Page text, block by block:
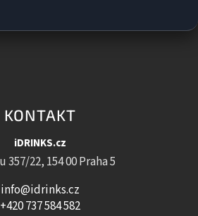
KONTAKT
iDRINKS.cz
357/22, 154 00 Praha 5
info@idrinks.cz
+420 737 584 582